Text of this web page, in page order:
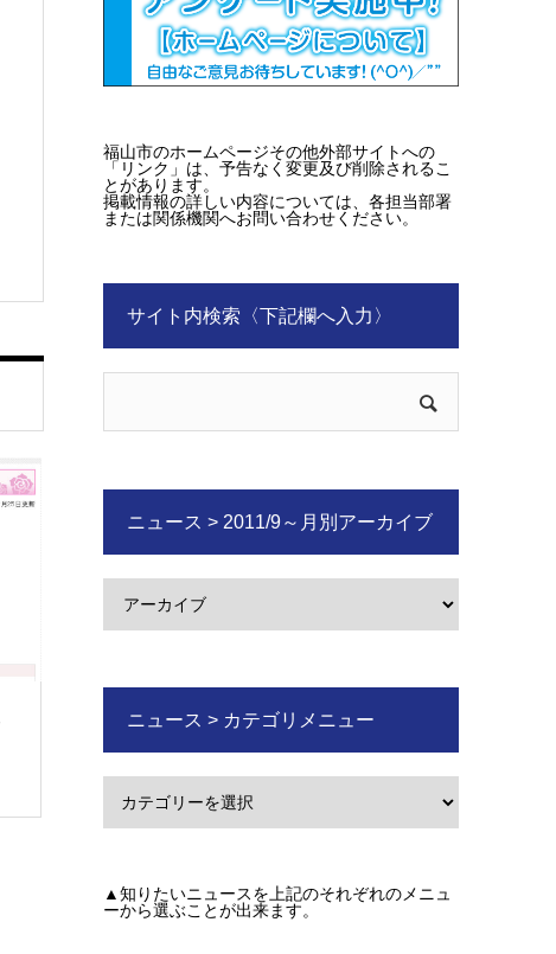
福山市のホームページその他外部サイトへの
「リンク」は、予告なく変更及び削除されるこ
とがあります。
掲載情報の詳しい内容については、各担当部署
または関係機関へお問い合わせください。
サイト内検索〈下記欄へ入力〉
ニュース > 2011/9～月別アーカイブ
ニュース > カテゴリメニュー
▲知りたいニュースを上記のそれぞれのメニュ
ーから選ぶことが出来ます。